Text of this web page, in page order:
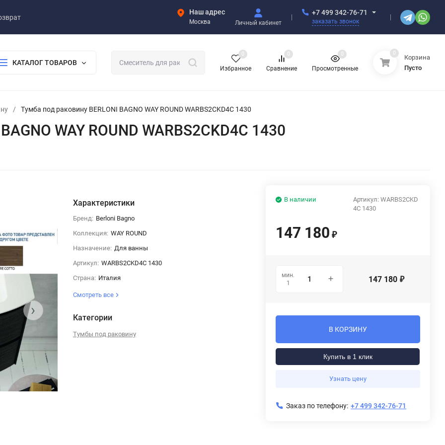
Наш адрес
Москва Личный кабинет
+7 499 342-76-71
заказать звонок
КАТАЛОГ ТОВАРОВ
Избранное
0
Сравнение
0
Просмотренные
0 0
Корзина
Пусто
/ Тумба под раковину BERLONI BAGNO WAY ROUND WARBS2CKD4C 1430
WAY ROUND WARBS2CKD4C 1430
›
Характеристики
Бренд: Berloni Bagno
Коллекция: WAY ROUND
Назначение: Для ванны
Артикул: WARBS2CKD4C 1430
Страна: Италия
Смотреть все
Категории
Тумбы под раковину
Артикул: WARBS2CKD
4C 1430
В наличии
147 180 ₽
мин.
1
147 180 ₽
В КОРЗИНУ
Купить в 1 клик
Узнать цену
Заказ по телефону: +7 499 342-76-71